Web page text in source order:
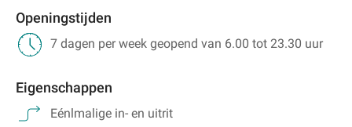
Openingstijden
7 dagen per week geopend van 6.00 tot 23.30 uur
Eigenschappen
Eénlmalige in- en uitrit